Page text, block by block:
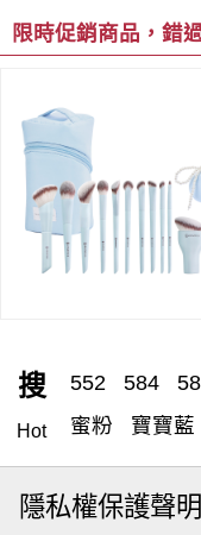
限時促銷商品，錯
搜
Hot
552 584
蜜粉
寶寶藍
遮瑕
558
572
560 腮
隱私權保護聲明